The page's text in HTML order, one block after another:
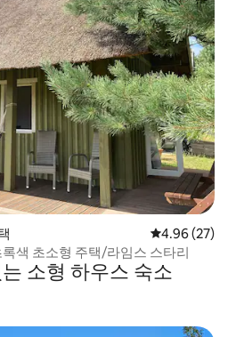
평점 4.96점(5
4.96 (27)
색 초소형 주택/라임스 스타리
소형 하우스 숙소